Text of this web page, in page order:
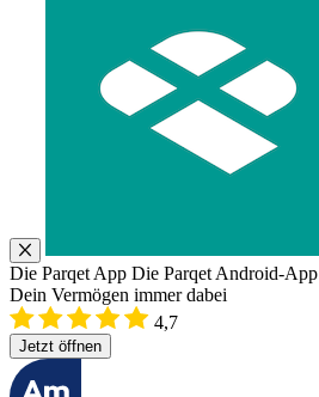
Die Parqet App Die Parqet Android-App
Dein Vermögen immer dabei
4,7
Jetzt öffnen